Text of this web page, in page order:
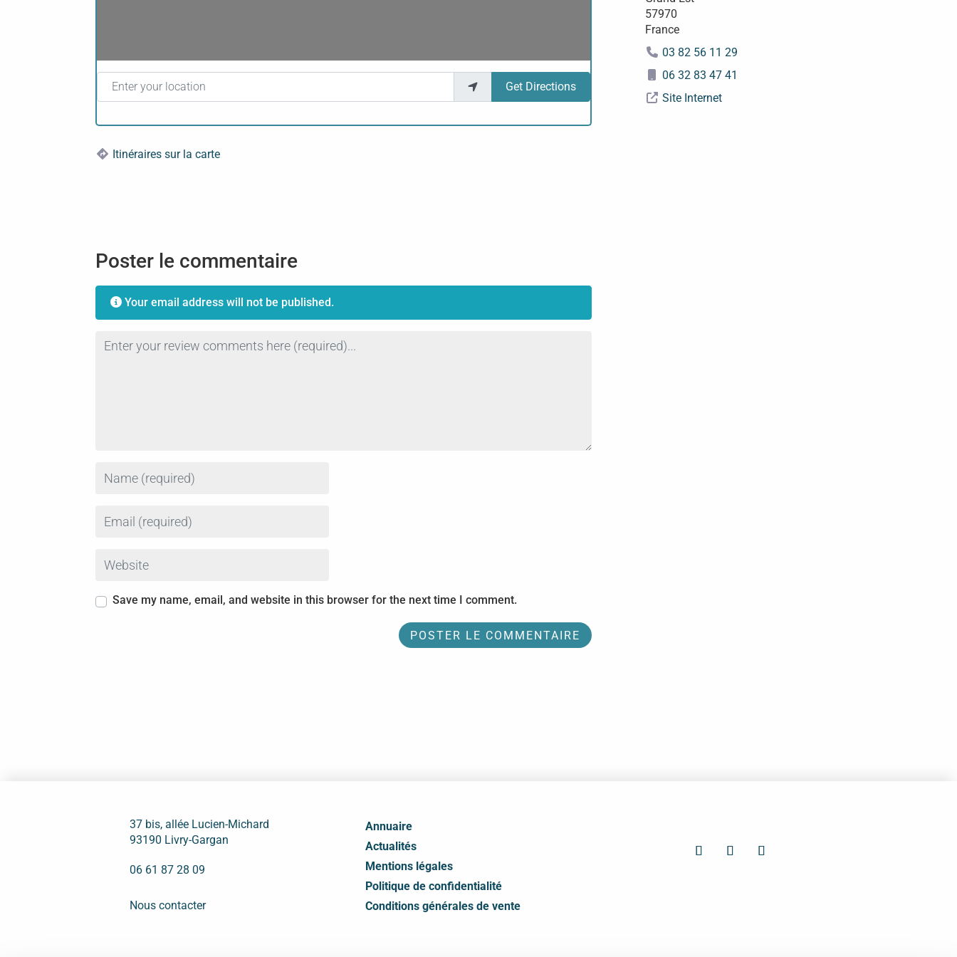
Enter your location
Get Directions
Itinéraires sur la carte
Poster le commentaire
Your email address will not be published.
Save my name, email, and website in this browser for the next time I comment.
57970
France
03 82 56 11 29
06 32 83 47 41
Site Internet
37 bis, allée Lucien-Michard
93190 Livry-Gargan
06 61 87 28 09
Nous contacter
Annuaire
Actualités
Mentions légales
Politique de confidentialité
Conditions générales de vente